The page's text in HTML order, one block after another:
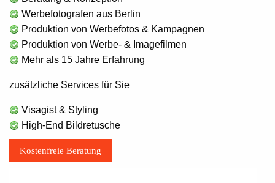
Werbefotografen aus Berlin
Produktion von Werbefotos & Kampagnen
Produktion von Werbe- & Imagefilmen
Mehr als 15 Jahre Erfahrung
zusätzliche Services für Sie
Visagist & Styling
High-End Bildretusche
Kostenfreie Beratung